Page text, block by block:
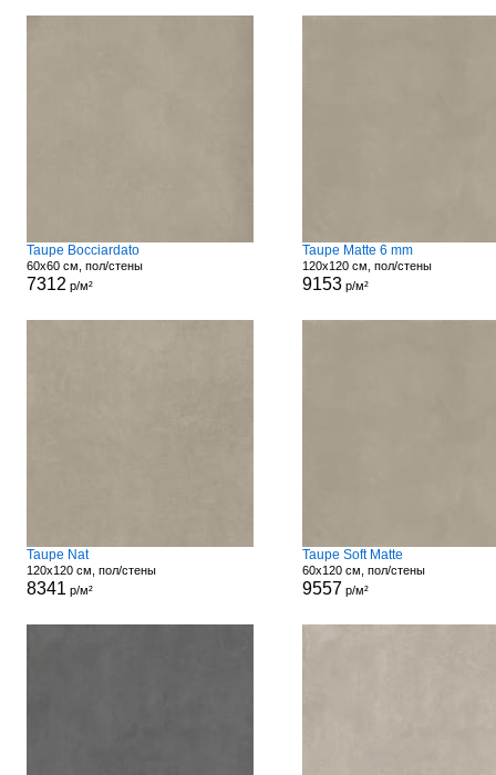
Taupe Bocciardato
60x60 см, пол/стены
7312 р/м²
Taupe Matte 6 mm
120x120 см, пол/стены
9153р/м²
Taupe Nat
120x120 см, пол/стены
8341 р/м²
Taupe Soft Matte
60x120 см, пол/стены
9557 р/м²